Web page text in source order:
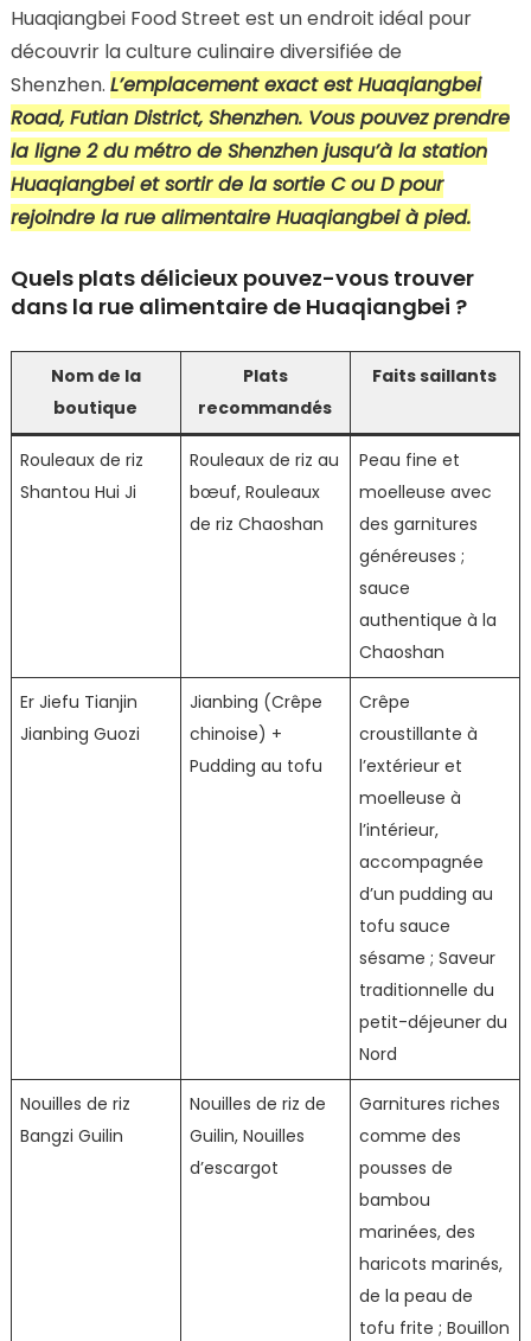
Huaqiangbei Food Street est un endroit idéal pour
découvrir la culture culinaire diversifiée de
Shenzhen. L’emplacement exact est Huaqiangbei
Road, Futian District, Shenzhen. Vous pouvez prendre
la ligne 2 du métro de Shenzhen jusqu’à la station
Huaqiangbei et sortir de la sortie C ou D pour
rejoindre la rue alimentaire Huaqiangbei à pied.
Quels plats délicieux pouvez-vous trouver
dans la rue alimentaire de Huaqiangbei ?
Nom de la
boutique
Plats
recommandés
Faits saillants
Rouleaux de riz
Shantou Hui Ji
Rouleaux de riz au
bœuf, Rouleaux
de riz Chaoshan
Peau fine et
moelleuse avec
des garnitures
généreuses ;
sauce
authentique à la
Chaoshan
Er Jiefu Tianjin
Jianbing Guozi
Jianbing (Crêpe
chinoise) +
Pudding au tofu
Crêpe
croustillante à
l’extérieur et
moelleuse à
l’intérieur,
accompagnée
d’un pudding au
tofu sauce
sésame ; Saveur
traditionnelle du
petit-déjeuner du
Nord
Nouilles de riz
Bangzi Guilin
Nouilles de riz de
Guilin, Nouilles
d’escargot
Garnitures riches
comme des
pousses de
bambou
marinées, des
haricots marinés,
de la peau de
tofu frite ; Bouillon